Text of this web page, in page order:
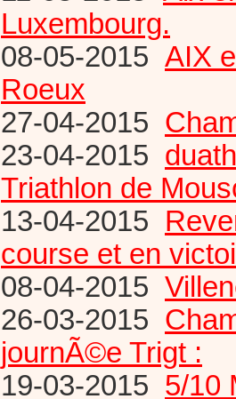
Luxembourg.
08-05-2015 AIX
Roeux
27-04-2015
23-04-2015
Triathlon de
13-04-2015
course et en
08-04-2015
26-03-2015
journÃ©e Trigt :
19-03-2015 5/10